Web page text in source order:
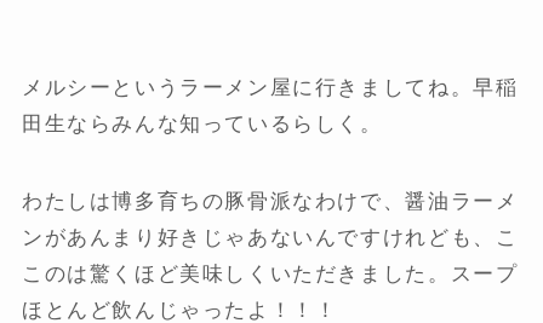
メルシーというラーメン屋に行きましてね。早稲
田生ならみんな知っているらしく。
わたしは博多育ちの豚骨派なわけで、醤油ラーメ
ンがあんまり好きじゃあないんですけれども、こ
このは驚くほど美味しくいただきました。スープ
ほとんど飲んじゃったよ！！！